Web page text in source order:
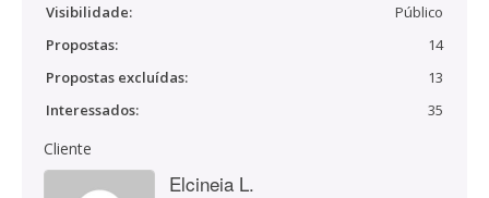
Visibilidade:
Público
Propostas:
14
Propostas excluídas:
13
Interessados:
35
Cliente
Elcineia L.